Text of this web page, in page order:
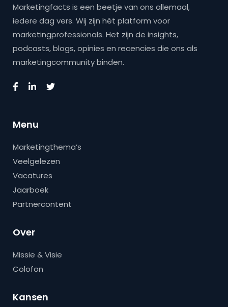
Marketingfacts is een beetje van ons allemaal,
iedere dag vers. Wij zijn hét platform voor
marketingprofessionals. Het zijn de insights,
podcasts, blogs, opinies en recencies die ons als
marketingcommunity binden.
Menu
Marketingthema’s
Veelgelezen
Vacatures
Jaarboek
Partnercontent
Over
Missie & Visie
Colofon
Kansen